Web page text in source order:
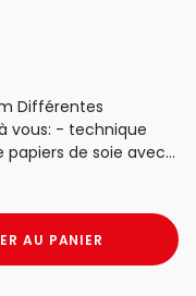
de soie avec...
AU PANIER